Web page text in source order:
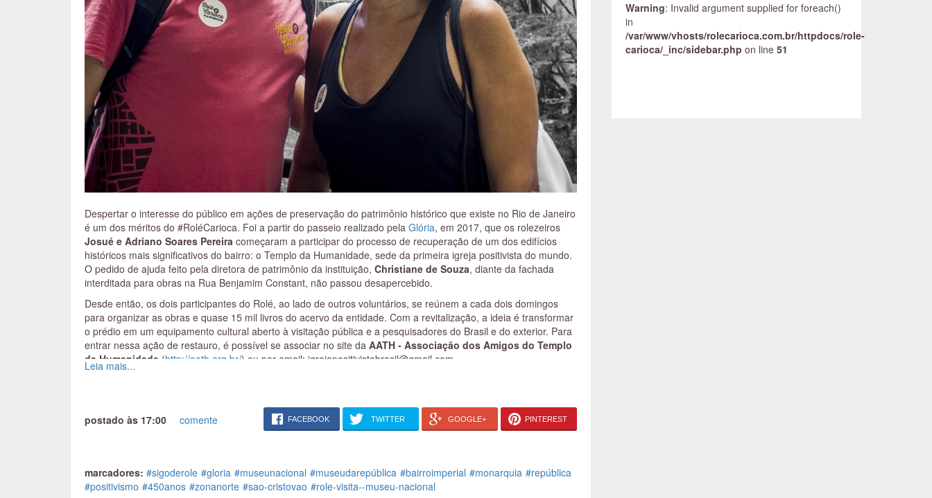
Despertar o interesse do público em ações de preservação do patrimônio histórico que existe no Rio de Janeiro
é um dos méritos do #RoléCarioca. Foi a partir do passeio realizado pela Glória, em 2017, que os rolezeiros
Josué e Adriano Soares Pereira começaram a participar do processo de recuperação de um dos edifícios
históricos mais significativos do bairro: o Templo da Humanidade, sede da primeira igreja positivista do mundo.
O pedido de ajuda feito pela diretora de patrimônio da instituição, Christiane de Souza, diante da fachada
interditada para obras na Rua Benjamim Constant, não passou desapercebido.
Desde então, os dois participantes do Rolé, ao lado de outros voluntários, se reúnem a cada dois domingos
para organizar as obras e quase 15 mil livros do acervo da entidade. Com a revitalização, a ideia é transformar
o prédio em um equipamento cultural aberto à visitação pública e a pesquisadores do Brasil e do exterior. Para
entrar nessa ação de restauro, é possível se associar no site da AATH - Associação dos Amigos do Templo
da Humanidade (http://aath.org.br/) ou por email: igrejapositivistabrasil@gmail.com.
- O que te interessou no Rolé Visita – Museu Nacional?
(Adriano) Nunca tinha entrado no
Museu Nacional. O incentivo do Rolé, de promover visitas aos museus, é
(Christiane) Aqui no antigo palácio da monarquia eu procuro ver as coisas pelo enfoque republicano, dos
positivistas. É muito fácil identificar elementos e personagens da história republicana. Por exemplo, o Marechal
Leia mais...
FACEBOOK TWITTER GOOGLE+ PINTEREST
postado às 17:00 comente
marcadores: #sigoderole #gloria #museunacional #museudarepública #bairroimperial #monarquia #república
#positivismo #450anos #zonanorte #sao-cristovao #role-visita--museu-nacional
Warning: Invalid argument supplied for foreach()
in
/var/www/vhosts/rolecarioca.com.br/httpdocs/role-
carioca/_inc/sidebar.php on line 51